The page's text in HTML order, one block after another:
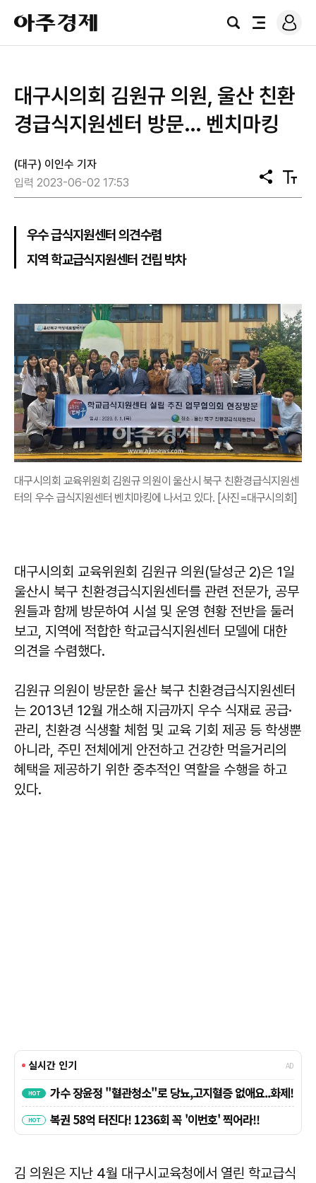
아
주
경
검
전
로
그
대구시의회 김원규 의원, 울산 친환
경급식지원센터 방문… 벤치마킹
(대구) 이인수 기자
입력 2023-06-02 17:53
공
유
텍
스
우수 급식지원센터 의견수렴
지역 학교급식지원센터 건립 박차
대구시의회 교육위원회 김원규 의원이 울산시 북구 친환경급식지원센
터의 우수 급식지원센터 벤치마킹에 나서고 있다. [사진=대구시의회]
대구시의회 교육위원회 김원규 의원(달성군 2)은 1일
울산시 북구 친환경급식지원센터를 관련 전문가, 공무
원들과 함께 방문하여 시설 및 운영 현황 전반을 둘러
보고, 지역에 적합한 학교급식지원센터 모델에 대한
의견을 수렴했다.
김원규 의원이 방문한 울산 북구 친환경급식지원센터
는 2013년 12월 개소해 지금까지 우수 식재료 공급·
관리, 친환경 식생활 체험 및 교육 기회 제공 등 학생뿐
아니라, 주민 전체에게 안전하고 건강한 먹을거리의
혜택을 제공하기 위한 중추적인 역할을 수행을 하고
있다.
김 의원은 지난 4월 대구시교육청에서 열린 학교급식